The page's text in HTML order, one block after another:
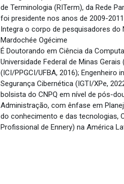
de Terminologia (RITerm), da Rede
foi presidente nos anos de 2009-
Integra o corpo de pesquisadores do
Mardochée Ogécime
É Doutorando em Ciência da
Universidade Federal de Minas
(ICI/PPGCI/UFBA, 2016); Engenheiro
Segurança Cibernética (IGTI/XPe,
bolsista do CNPQ em nível de pós-
Administração, com ênfase em
do conhecimento e das tecnologias,
Profissional de Ennery) na América